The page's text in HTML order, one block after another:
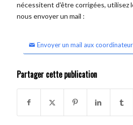
nécessitent d'être corrigées, utilisez
nous envoyer un mail :
Envoyer un mail aux
Partager cette publication